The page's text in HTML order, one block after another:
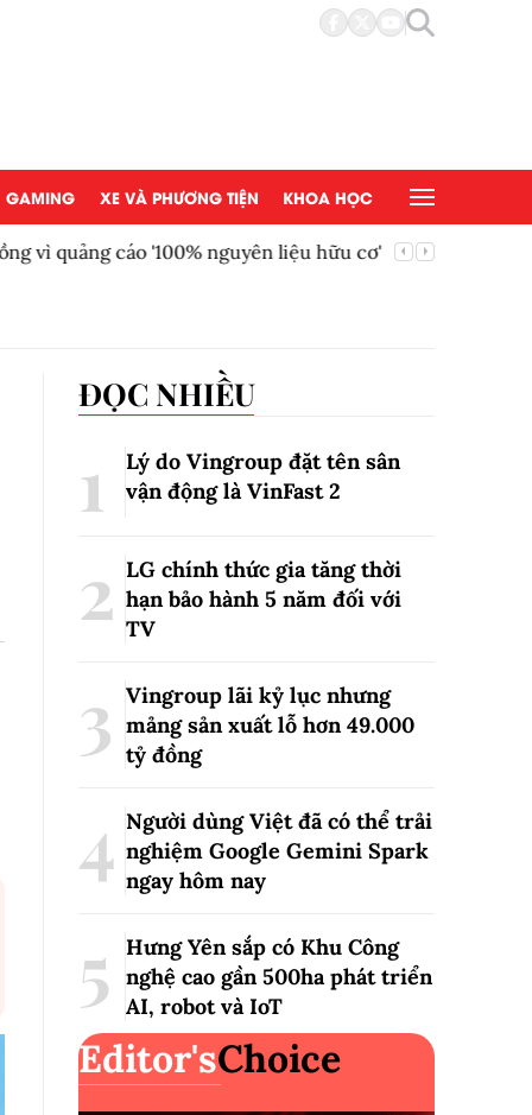
GAMING XE VÀ PHƯƠNG TIỆN KHOA HỌC
vì quảng cáo '100% nguyên liệu hữu cơ'
ĐỌC NHIỀU
Lý do Vingroup đặt tên sân
vận động là VinFast2
LG chính thức gia tăng thời
hạn bảo hành 5 năm đối với
TV
Vingroup lãi kỷ lục nhưng
mảng sản xuất lỗ hơn 49.000
tỷ đồng
Người dùng Việt đã có thể trải
nghiệm Google Gemini Spark
ngay hôm nay
Hưng Yên sắp có Khu Công
nghệ cao gần 500ha phát triển
AI, robot và IoT
Editor'sChoice